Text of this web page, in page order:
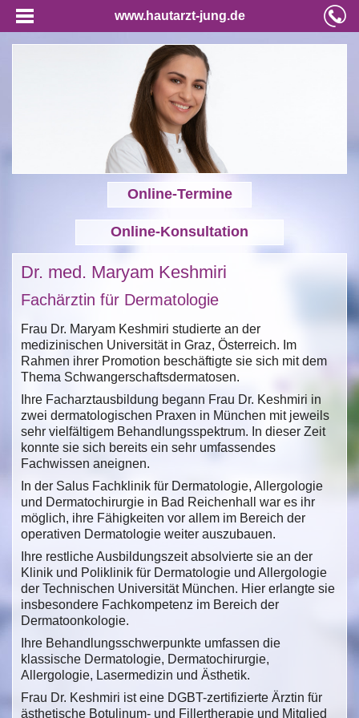
www.hautarzt-jung.de
Online-Termine
Online-Konsultation
Dr. med. Maryam Keshmiri
Fachärztin für Dermatologie
Frau Dr. Maryam Keshmiri studierte an der
medizinischen Universität in Graz, Österreich. Im
Rahmen ihrer Promotion beschäftigte sie sich mit dem
Thema Schwangerschaftsdermatosen.
Ihre Facharztausbildung begann Frau Dr. Keshmiri in
zwei dermatologischen Praxen in München mit jeweils
sehr vielfältigem Behandlungsspektrum. In dieser Zeit
konnte sie sich bereits ein sehr umfassendes
Fachwissen aneignen.
In der Salus Fachklinik für Dermatologie, Allergologie
und Dermatochirurgie in Bad Reichenhall war es ihr
möglich, ihre Fähigkeiten vor allem im Bereich der
operativen Dermatologie weiter auszubauen.
Ihre restliche Ausbildungszeit absolvierte sie an der
Klinik und Poliklinik für Dermatologie und Allergologie
der Technischen Universität München. Hier erlangte sie
insbesondere Fachkompetenz im Bereich der
Dermatoonkologie.
Ihre Behandlungsschwerpunkte umfassen die
klassische Dermatologie, Dermatochirurgie,
Allergologie, Lasermedizin und Ästhetik.
Frau Dr. Keshmiri ist eine DGBT-zertifizierte Ärztin für
ästhetische Botulinum- und Fillertherapie und Mitglied